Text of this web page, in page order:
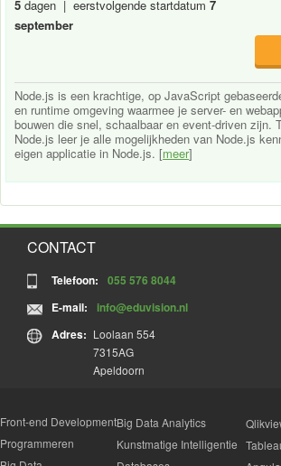
5 dagen | eerstvolgende startdatum 7
september
Node.js is een krachtige, op JavaScript
en runtime omgeving waarmee je server- en
bouwen die snel, schaalbaar en event-driven zijn.
Node.js leer je alle mogelijkheden van Node.js
eigen applicatie in Node.js. [meer]
CONTACT
Telefoon:
055 576 8044
E-mail:
info@eduvision.nl
Adres: Loolaan 554
7315AG
Apeldoorn
Front-end Development
Programmeren
Big Data Analytics
Kunstmatige Intelligentie